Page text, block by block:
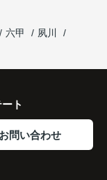
間も以前より増
六甲
夙川
ト
問い合わせ